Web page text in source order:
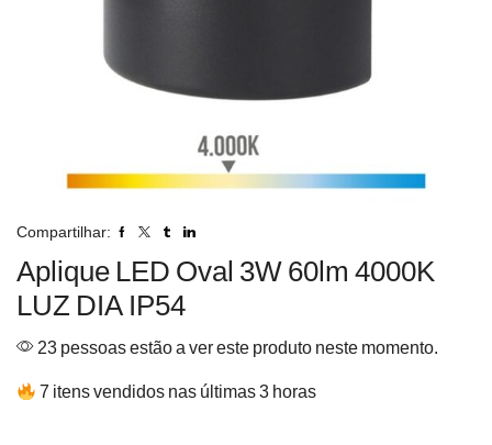
Compartilhar:
Aplique LED Oval 3W 60lm 4000K
LUZ DIA IP54
23 pessoas estão a ver este produto neste momento.
7 itens vendidos nas últimas 3 horas